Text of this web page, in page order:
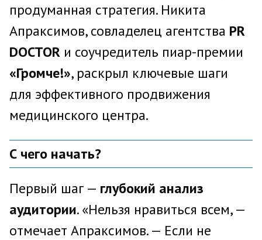
продуманная стратегия. Никита
Апраксимов, совладелец агентства PR
DOCTOR и соучредитель пиар-премии
«Громче!», раскрыл ключевые шаги
для эффективного продвижения
медицинского центра.
С чего начать?
Первый шаг — глубокий анализ
аудитории. «Нельзя нравиться всем, —
отмечает Апраксимов. — Если не